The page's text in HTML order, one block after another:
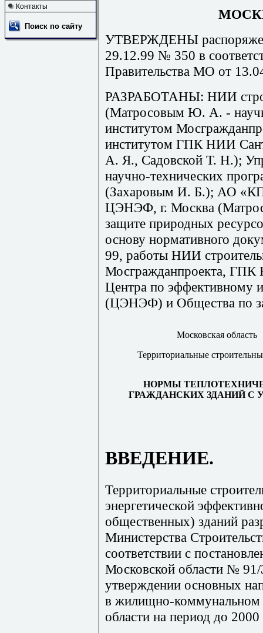
Контакты
Поиск по сайту
УТВЕРЖДЕНЫ
29.12.99 № 350 в
Правительства МО от
РАЗРАБОТАНЫ: НИИ
(Матросовым Ю. А. -
институтом
институтом ГПК НИИ
А. Я., Садовской Т. Н.);
научно-технических
(Захаровым И. Б.); АО
ЦЭНЭФ, г. Москва
защите природных
основу нормативного
99, работы НИИ
Мосгражданпроекта,
Центра по эффективному
(ЦЭНЭФ) и Общества по
Московская область
Территориальные
НОРМЫ
ГРАЖДАНСКИХ ЗДАНИЙ С
ВВЕДЕНИЕ.
Территориальные
энергетической
общественных) зданий
Министерства
соответствии с
Московской области №
утверждении основных
в жилищно-коммунальном
области на период до 2000